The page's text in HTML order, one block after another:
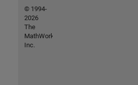
© 1994-
2026
The
MathWorks,
Inc.